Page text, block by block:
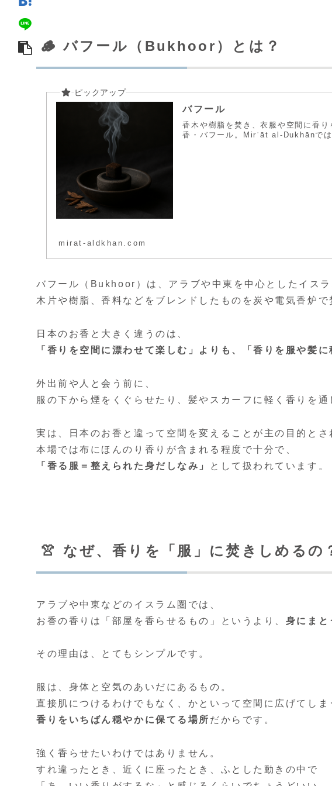
🪵 バフール（Bukhoor）とは？
バフール
香木や樹脂を焚き、衣服や空間に香
香・バフール。Mirʾāt al-Dukhānでは
mirat-aldkhan.com
バフール（Bukhoor）は、アラブや中東を中心としたイス
木片や樹脂、香料などをブレンドしたものを炭や電気香炉で
日本のお香と大きく違うのは、
「香りを空間に漂わせて楽しむ」よりも、「香りを服や髪に
外出前や人と会う前に、
服の下から煙をくぐらせたり、髪やスカーフに軽く香りを通
実は、日本のお香と違って空間を変えることが主の目的とさ
本場では布にほんのり香りが含まれる程度で十分で、
「香る服＝整えられた身だしなみ」
として扱われています。
👚 なぜ、香りを「服」に焚きしめるの
アラブや中東などのイスラム圏では、
お香の香りは「部屋を香らせるもの」というより、 身にまと
その理由は、とてもシンプルです。
服は、身体と空気のあいだにあるもの。
直接肌につけるわけでもなく、かといって空間に広げてしま
香りをいちばん穏やかに保てる場所 だからです。
強く香らせたいわけではありません。
すれ違ったとき、近くに座ったとき、ふとした動きの中で